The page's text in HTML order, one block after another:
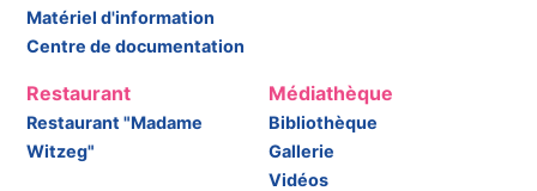
Matériel d'information
Centre de documentation
Restaurant
Restaurant "Madame
Witzeg"
Médiathèque
Bibliothèque
Gallerie
Vidéos